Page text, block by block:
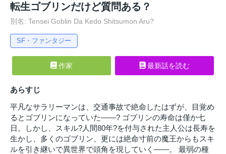
転生ゴブリンだけど質問ある？
別名: Tensei Goblin Da Kedo Shitsumon Aru?
SF・ファンタジー
作家 最新話を読む
あらすじ
平凡なサラリーマンは、交通事故で絶命したはずが、目覚め
るとゴブリンになっていた――? ゴブリンの寿命は僅か七
日。しかし、スキル?人間80年?を付与された主人公は長寿を
生かし、多くのゴブリン、更には絶命寸前の魔王からもスキ
ルを引き継いで異世界で頭角を現していく――。 最弱の種